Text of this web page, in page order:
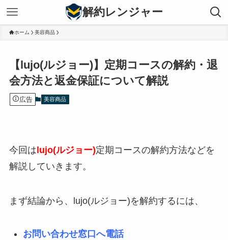
解約レンジャー
ホーム 美容商品
【lujo(ルジョー)】定期コースの解約・退
会方法と返金保証について解説
広告 美容商品
今回は lujo(ルジョー)定期コースの解約方法などを
解説していきます。
まず結論から、lujo(ルジョー)を解約するには、
お問い合わせ窓口へ電話